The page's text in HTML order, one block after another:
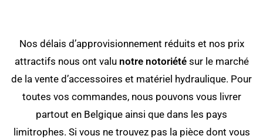
Nos délais d’approvisionnement réduits et nos prix
attractifs nous ont valu notre notoriétésur le marché
de la vente d’accessoires et matériel hydraulique. Pour
toutes vos commandes, nous pouvons vous livrer
partout en Belgique ainsi que dans les pays
limitrophes. Si vous ne trouvez pas la pièce dont vous